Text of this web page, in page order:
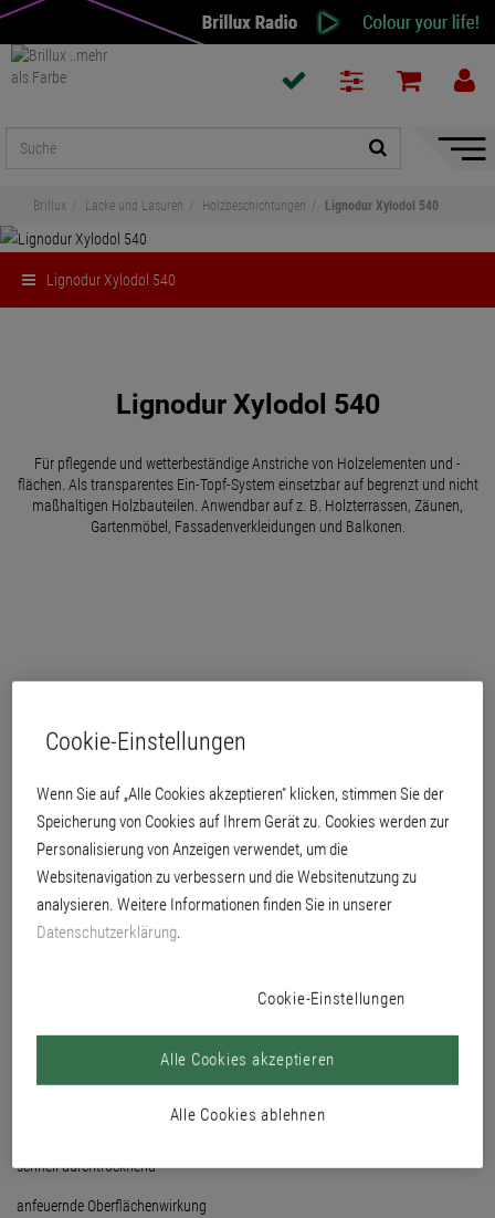
Brillux Lacke und Lasuren Holzbeschichtungen Lignodur Xylodol 540
Lignodur Xylodol 540
Lignodur Xylodol 540
Für pflegende und wetterbeständige Anstriche von Holzelementen und -
flächen. Als transparentes Ein-Topf-System einsetzbar auf begrenzt und nicht
maßhaltigen Holzbauteilen. Anwendbar auf z. B. Holzterrassen, Zäunen,
Gartenmöbel, Fassadenverkleidungen und Balkonen.
auf natürlicher Leinöl-Basis
schnell durchtrocknend
anfeuernde Oberflächenwirkung
Cookie-Einstellungen
Wenn Sie auf „Alle Cookies akzeptieren“ klicken, stimmen Sie der
Speicherung von Cookies auf Ihrem Gerät zu. Cookies werden zur
Personalisierung von Anzeigen verwendet, um die
Websitenavigation zu verbessern und die Websitenutzung zu
analysieren. Weitere Informationen finden Sie in unserer
Datenschutzerklärung.
Cookie-Einstellungen
Alle Cookies ablehnen
Alle Cookies akzeptieren